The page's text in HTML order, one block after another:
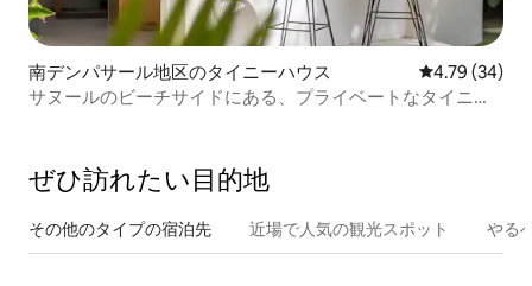
南デンパサール地区のタイニーハウス レビュー34
4.79 (34)
サヌールのビーチサイドにある、プライベートなタイニー
ぜひ訪⁠れ⁠た⁠い目⁠的⁠地
その他のタ⁠イ⁠プ⁠の宿⁠泊⁠先 近場で人気の観光スポット やる